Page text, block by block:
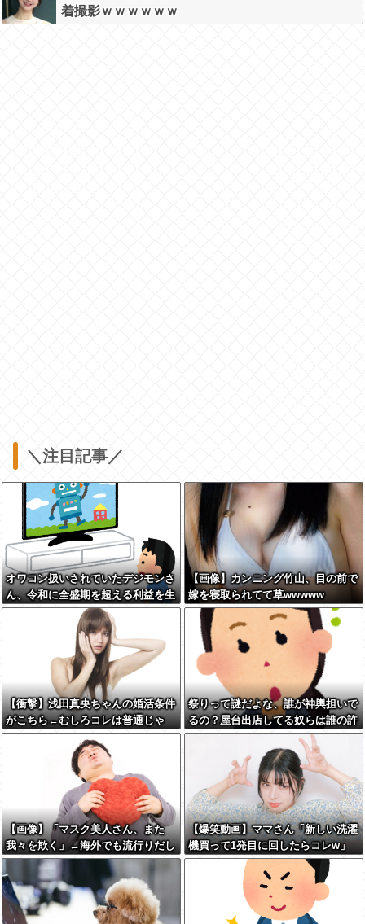
着撮影ｗｗｗｗｗｗ
＼注目記事／
オワコン扱いされていたデジモンさ
ん、令和に全盛期を超える利益を生
み出していた
【画像】カンニング竹山、目の前で
嫁を寝取られてて草wwwww
【衝撃】浅田真央ちゃんの婚活条件
がこちら←むしろコレは普通じゃ
ね？w w w w w w w w
祭りって謎だよな、誰が神輿担いで
るの？屋台出店してる奴らは誰の許
可を得て商売してるの？
【画像】「マスク美人さん、また
我々を欺く」←海外でも流行りだし
た結果がこちらw w w w w w w
【爆笑動画】ママさん「新しい洗濯
機買って1発目に回したらコレw」
←こwれwはw w w w w w w w w w